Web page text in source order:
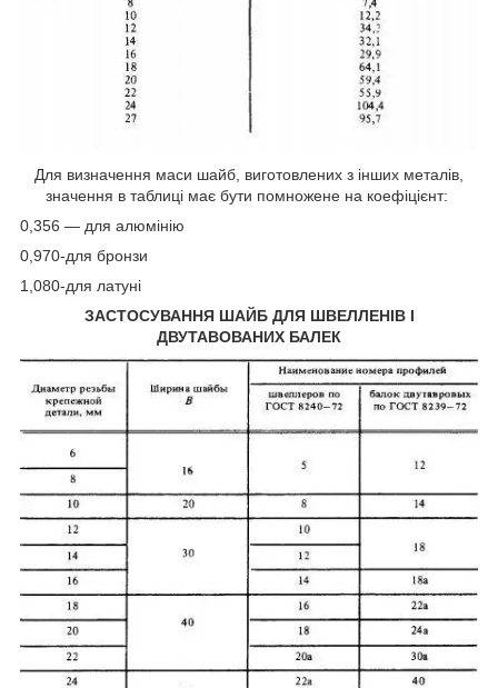
Для визначення маси шайб, виготовлених з інших металів,
значення в таблиці має бути помножене на коефіцієнт:
0,356 — для алюмінію
0,970-для бронзи
1,080-для латуні
ЗАСТОСУВАННЯ ШАЙБ ДЛЯ ШВЕЛЛЕНІВ І
ДВУТАВОВАНИХ БАЛЕК